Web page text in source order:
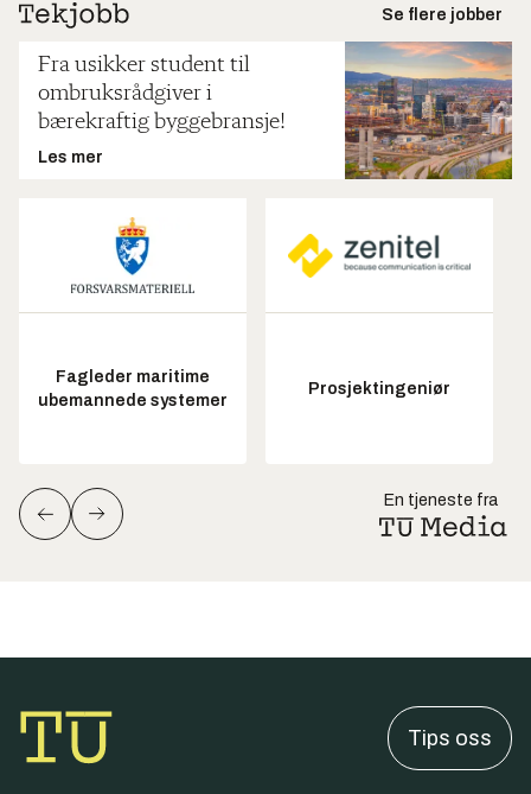
Se flere jobber
Fra usikker student til
ombruksrådgiver i
bærekraftig byggebransje!
Les mer
Fagleder maritime
ubemannede systemer
Prosjektingeniør
En tjeneste fra
Tips oss